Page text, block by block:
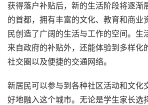
获得落户补贴后，新的生活阶段将逐渐
的首都，拥有丰富的文化、教育和商业
民创造了广阔的生活与工作的空间。生
来自政府的补贴外，还能体验到多样化
社交圈以及便捷的交通网络。
新居民可以参与到各种社区活动和文化
好地融入这个城市。无论是学生家长选